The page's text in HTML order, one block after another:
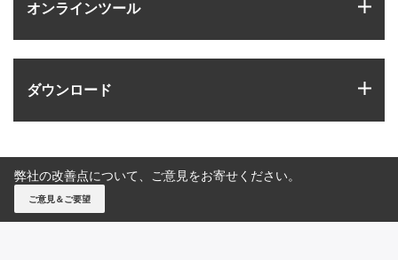
オンラインツール
ダウンロード
弊社の改善点について、ご意見をお寄せください。
ご意見＆ご要望